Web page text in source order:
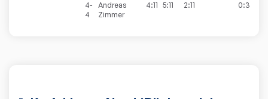
4-
4
Andreas
Zimmer
4:11 5:11 2:11 0:3